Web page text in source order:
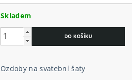
Skladem
Ozdoby na svatební šaty